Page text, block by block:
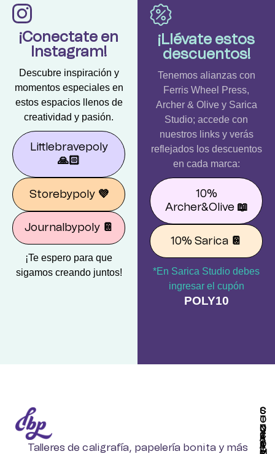
¡Conectate en
Instagram!
Descubre inspiración y
momentos especiales en
estos espacios llenos de
creatividad y pasión.
Littlebravepoly
🙏🏻
Storebypoly 💜
Journalbypoly 📔
¡Te espero para que
sigamos creando juntos!
¡Llévate estos
descuentos!
Tenemos alianzas con
Ferris Wheel Press,
Archer & Olive y Sarica
Studio; accede con
nuestros links y verás
reflejados los descuentos
en cada marca:
10%
Archer&Olive 📖
10% Sarica 📔
*En Sarica Studio debes
ingresar el cupón
POLY10
Talleres de caligrafía, papelería bonita y más
S
T
O
R
E
C
A
T
C
O
N
T
A
C
O